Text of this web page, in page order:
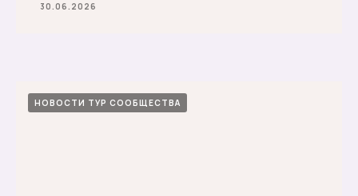
30.06.2026
НОВОСТИ ТУР СООБЩЕСТВА